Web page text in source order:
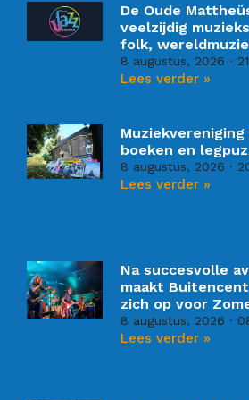
De Oude
veelzijdig
folk,
8 augustus, 2026
Lees verder »
boeken en
8 augustus, 2026
Lees verder »
Na succesvolle
maakt
zich op voor
8 augustus, 2026
Lees verder »